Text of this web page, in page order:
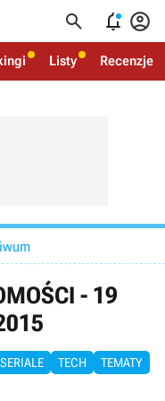
  
Listy Recenzje
- 19
TECH TEMATY